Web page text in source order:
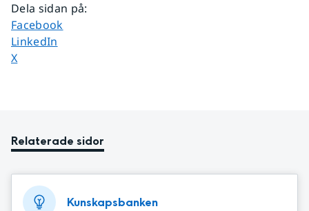
Dela sidan på:
Dela sidan på
Facebook
Dela sidan på
LinkedIn
Dela sidan på
X
Relaterade sidor
Kunskapsbanken